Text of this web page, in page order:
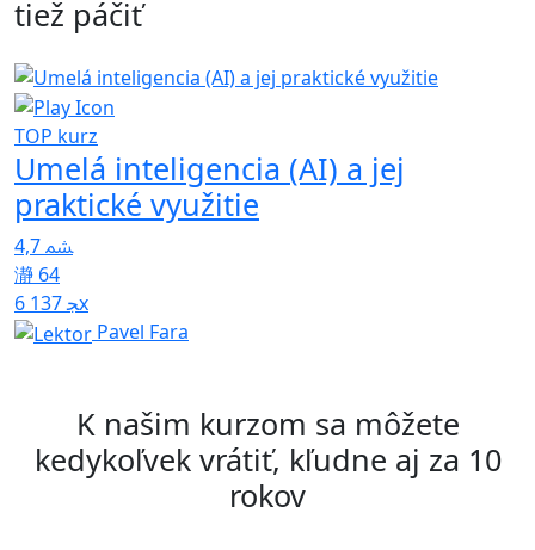
tiež páčiť
TOP kurz
Umelá inteligencia (AI) a jej
praktické využitie
4,7
64
6 137x
Pavel Fara
K našim kurzom sa môžete
kedykoľvek vrátiť, kľudne aj za 10
rokov